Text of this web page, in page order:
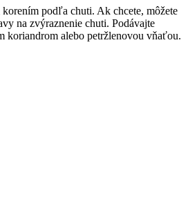
podľa chuti. Ak chcete, môžete
na zvýraznenie chuti. Podávajte
koriandrom alebo petržlenovou vňaťou.